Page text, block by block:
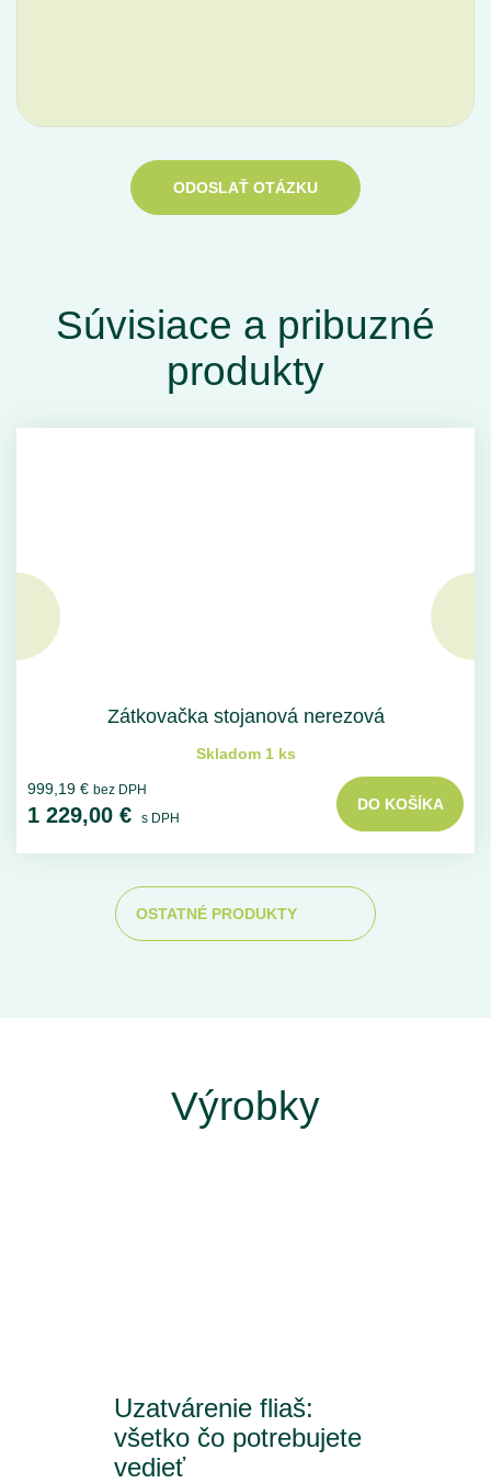
ODOSLAŤ OTÁZKU
Súvisiace a pribuzné
produkty
Zátkovačka stojanová nerezová
Skladom 1 ks
999,19 € bez DPH
1 229,00 € s DPH
DO KOŠÍKA
OSTATNÉ PRODUKTY
Výrobky
Uzatvárenie fliaš:
všetko čo potrebujete
vedieť